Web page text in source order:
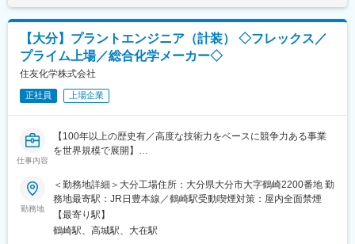
立し、グローバルな企業活動を展開しています。特に航空機用塗
料・自動車用防音材に強みを持っており、自動車に求められる静
粛性・安全性の実現や航空・宇宙業界の発展に寄与しています。
■将来的なキャリア：
工場や研究所の電気インフラ設備全般の設計・保全・工事・運用
などを担当し、経験を積みながら、より大規模な設備改造プロジ
ェクトや新規プラント建設、生産技術開発、海外案件など、担当
する業務の幅や責任範囲を広げていきます。その後、ご自身の適
性や意欲に応じて、方針や戦略の立案に携わったり、チームをリ
ードする役割や、工務・エンジニアリング部門の責任者として、
さらに広い視点と専門性を持つキャリアへとステップアップして
いくことが可能です。
大分工場の工務部は50名程度の組織で、機械・電気・計装に分か
れています。年齢層は20代～60代までバランスよく在籍していま
す。
【大分】プラントエンジニア（計装） ◇フレックス／
プライム上場／総合化学メーカー◇
住友化学株式会社
正社員 上場企業
仕事内容
【100年以上の歴史有／高度な技術力をベースに競争力ある事業
を世界規模で展開】
<部署の特徴>
当社の計装チームは、化学プラントに設置される計装機器（温度
計、液面計、流量計など）やプラント制御用コンピュータの設
計、保全、工事管理を通じて、プラントの安全性・効率性・信頼
性を支える重要な役割を担っています。これらの業務を通じて、
勤務地
＜勤務地詳細＞大分工場住所：大分県大分市大字鶴崎2200番地 勤
務地最寄駅：JR日豊本線／鶴崎駅受動喫煙対策：屋内全面禁煙
【最寄り駅】
鶴崎駅、高城駅、大在駅